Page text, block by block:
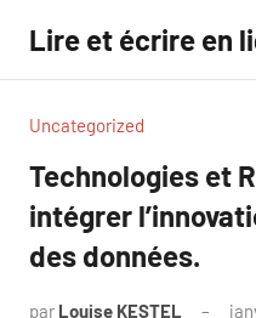
contenu
Lire et écrire en
Uncategorized
Technologies et
intégrer
des données.
par Louise KESTEL